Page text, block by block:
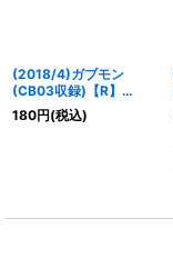
(2018/4)ガブモン
(CB03収録)【R】
{CB02-011}《紫》
180円(税込)